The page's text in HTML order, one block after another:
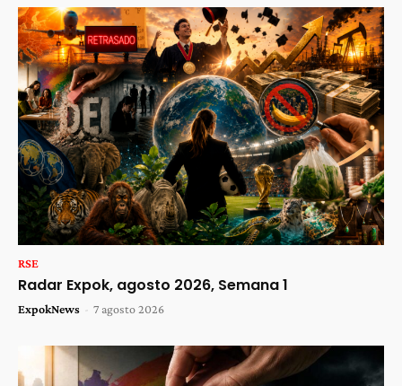
RSE
Radar Expok, agosto 2026, Semana 1
ExpokNews - 7 agosto 2026